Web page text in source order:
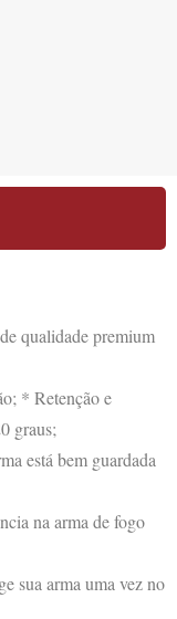
qualidade premium
* Retenção e
graus;
está bem guardada
na arma de fogo
sua arma uma vez no